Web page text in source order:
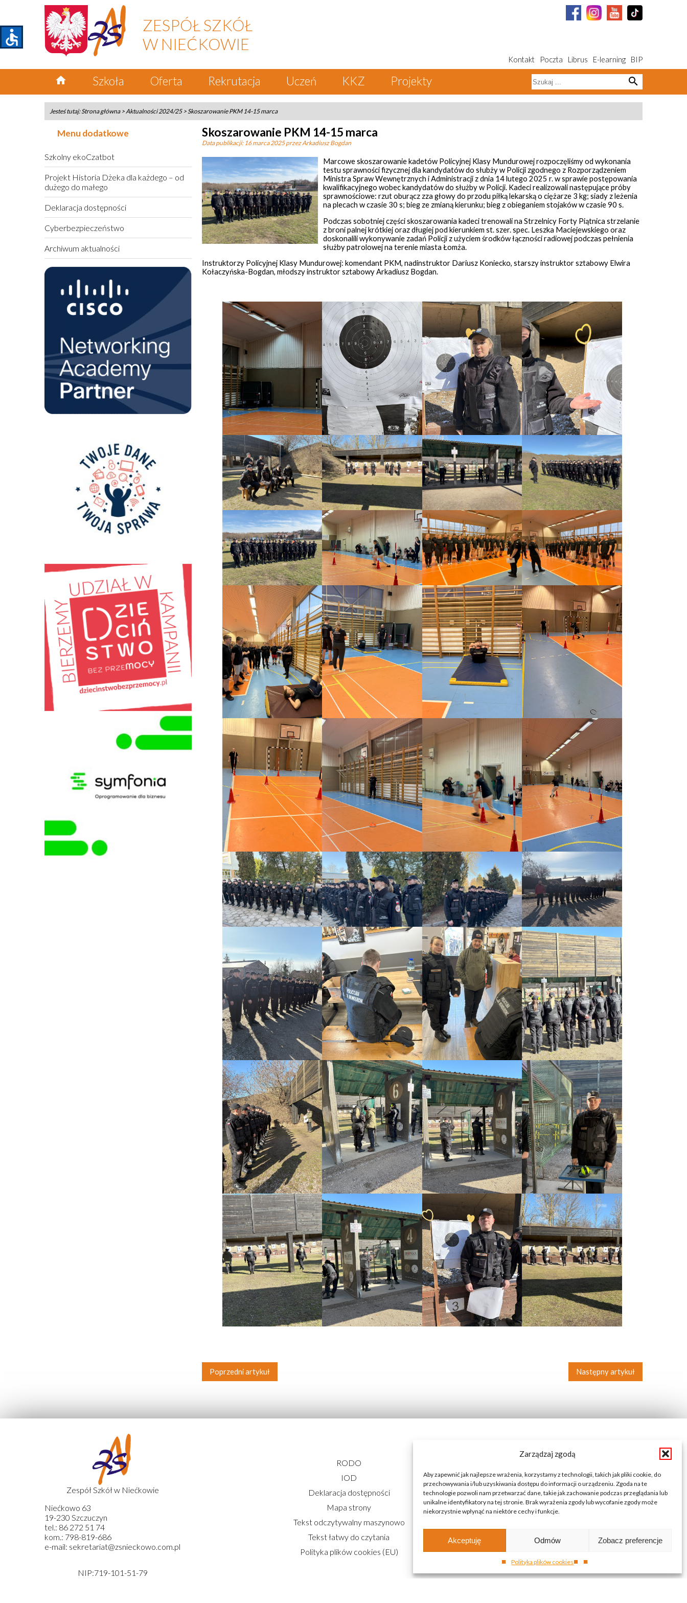
Zarządzaj zgodą
Aby zapewnić jak najlepsze wrażenia, korzystamy z technologii, takich jak pliki cookie, do
przechowywania i/lub uzyskiwania dostępu do informacji o urządzeniu. Zgoda na te
technologie pozwoli nam przetwarzać dane, takie jak zachowanie podczas przeglądania lub
unikalne identyfikatory na tej stronie. Brak wyrażenia zgody lub wycofanie zgody może
niekorzystnie wpłynąć na niektóre cechy i funkcje.
Akceptuję Odmów Zobacz preferencje
Polityka plików cookies
ZESPÓŁ SZKÓŁ
W NIEĆKOWIE
Kontakt Poczta Librus E-learning BIP
home Szkoła Oferta Rekrutacja Uczeń KKZ Projekty search
Jesteś tutaj:Strona główna>Aktualności 2024/25> Skoszarowanie PKM 14-15 marca
Menu dodatkowe
Szkolny ekoCzatbot
Projekt Historia Dżeka dla każdego – od
dużego do małego
Deklaracja dostępności
Cyberbezpieczeństwo
Archiwum aktualności
Skoszarowanie PKM 14-15 marca
Data publikacji:16 marca 2025przez Arkadiusz Bogdan
Marcowe skoszarowanie kadetów Policyjnej Klasy Mundurowej rozpoczęliśmy od wykonania
testu sprawności fizycznej dla kandydatów do słubży w Policji zgodnego z Rozporządzeniem
Ministra Spraw Wewnętrznych i Administracji z dnia 14 lutego 2025 r. w sprawie postępowania
kwalifikacyjnego wobec kandydatów do służby w Policji. Kadeci realizowali następujące próby
sprawnościowe: rzut oburącz zza głowy do przodu piłką lekarską o ciężarze 3 kg; siady z leżenia
na plecach w czasie 30 s; bieg ze zmianą kierunku; bieg z obieganiem stojaków w czasie 90 s.
Podczas sobotniej części skoszarowania kadeci trenowali na Strzelnicy Forty Piątnica strzelanie
z broni palnej krótkiej oraz długiej pod kierunkiem st. szer. spec. Leszka Maciejewskiego oraz
doskonalili wykonywanie zadań Policji z użyciem środków łączności radiowej podczas pełnienia
służby patrolowej na terenie miasta Łomża.
Instruktorzy Policyjnej Klasy Mundurowej: komendant PKM, nadinstruktor Dariusz Koniecko, starszy instruktor sztabowy Elwira
Kołaczyńska-Bogdan, młodszy instruktor sztabowy Arkadiusz Bogdan.
Poprzedni artykuł Następny artykuł
Zespół Szkół w Niećkowie
Niećkowo 63
19-230 Szczuczyn
tel.: 86 272 51 74
kom.: 798-819-686
e-mail: sekretariat@zsnieckowo.com.pl
NIP:719-101-51-79
RODO
IOD
Deklaracja dostępności
Mapa strony
Tekst odczytywalny maszynowo
Tekst łatwy do czytania
Polityka plików cookies (EU)
Dyrektor Szkoły:
Wicedyrektor Szkoły:
mgr Katarzyna Mrozowska
Kierownik Internatu:
Telefon komórkowy: 798-819-687
accessible